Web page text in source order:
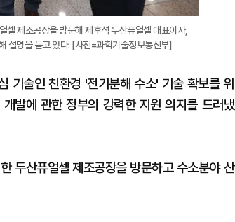
제조공장을 방문해 제후석 두산퓨얼셀 대표이사,
설명을 듣고 있다. [사진=과학기술정보통신부]
기술인 친환경 '전기분해 수소' 기술 확보를 위
발에 관한 정부의 강력한 지원 의지를 드러냈
두산퓨얼셀 제조공장을 방문하고 수소분야 산